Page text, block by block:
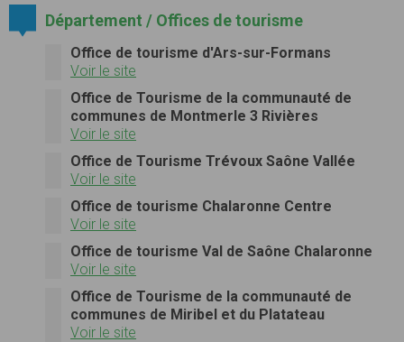
Département / Offices de tourisme
Office de tourisme d'Ars-sur-Formans
Voir le site
Office de Tourisme de la communauté de
communes de Montmerle 3 Rivières
Voir le site
Office de Tourisme Trévoux Saône Vallée
Voir le site
Office de tourisme Chalaronne Centre
Voir le site
Office de tourisme Val de Saône Chalaronne
Voir le site
Office de Tourisme de la communauté de
communes de Miribel et du Platateau
Voir le site